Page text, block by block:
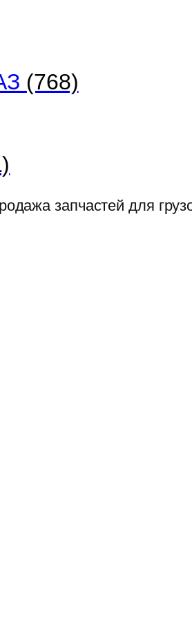
(768)
запчастей для